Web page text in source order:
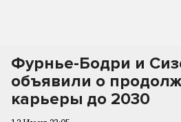
Фурнье-Бодри и
объявили о
карьеры до 2030